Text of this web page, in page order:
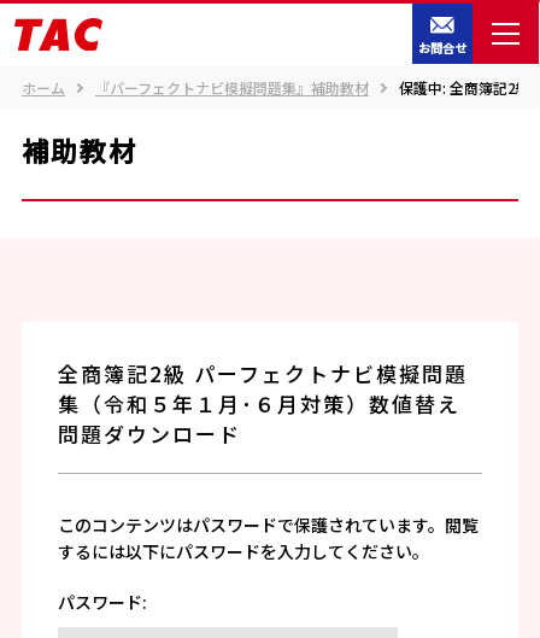
お問合せ
ホーム 『パーフェクトナビ模擬問題集』補助教材 保護中: 全商簿記2級
補助教材
全商簿記2級 パーフェクトナビ模擬問題
集（令和５年１月･６月対策）数値替え
問題ダウンロード
このコンテンツはパスワードで保護されています。閲覧
するには以下にパスワードを入力してください。
パスワード: